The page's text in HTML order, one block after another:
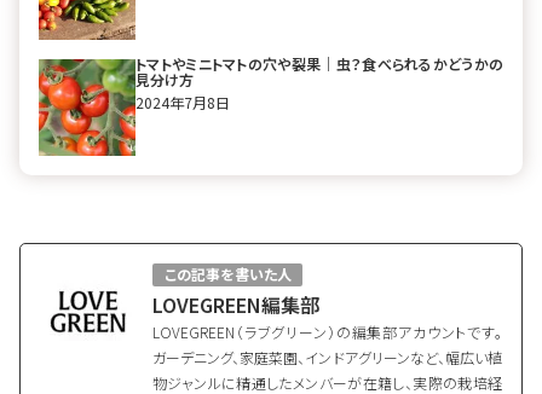
トマトやミニトマトの穴や裂果｜虫？食べられるかどうかの
見分け方
2024年7月8日
この記事を書いた人
LOVEGREEN編集部
LOVEGREEN（ラブグリーン）の編集部アカウントです。
ガーデニング、家庭菜園、インドアグリーンなど、幅広い植
物ジャンルに精通したメンバーが在籍し、実際の栽培経